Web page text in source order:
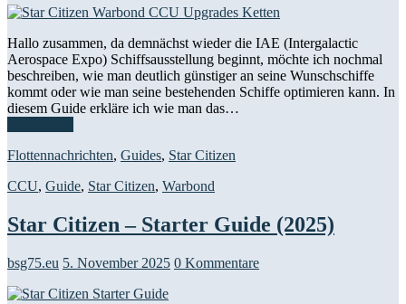
Hallo zusammen, da demnächst wieder die IAE (Intergalactic
Aerospace Expo) Schiffsausstellung beginnt, möchte ich nochmal
beschreiben, wie man deutlich günstiger an seine Wunschschiffe
kommt oder wie man seine bestehenden Schiffe optimieren kann. In
diesem Guide erkläre ich wie man das…
Flottennachrichten, Guides, Star Citizen
CCU, Guide, Star Citizen, Warbond
Star Citizen – Starter Guide (2025)
bsg75.eu 5. November 2025 0 Kommentare